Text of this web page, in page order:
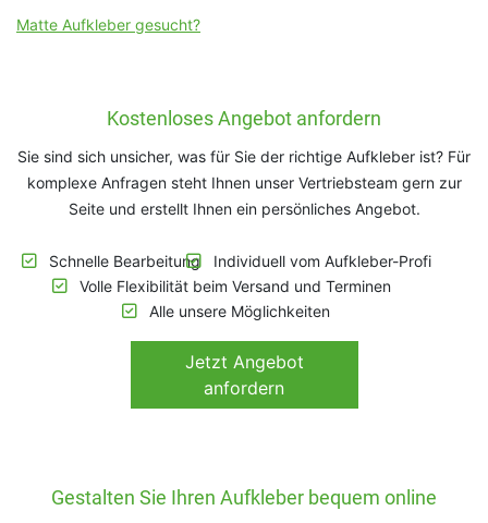
Matte Aufkleber gesucht?
Kostenloses Angebot anfordern
Sie sind sich unsicher, was für Sie der richtige Aufkleber ist? Für
komplexe Anfragen steht Ihnen unser Vertriebsteam gern zur
Seite und erstellt Ihnen ein persönliches Angebot.
Schnelle Bearbeitung
Individuell vom Aufkleber-Profi
Volle Flexibilität beim Versand und Terminen
Alle unsere Möglichkeiten
Jetzt Angebot
anfordern
Gestalten Sie Ihren Aufkleber bequem online